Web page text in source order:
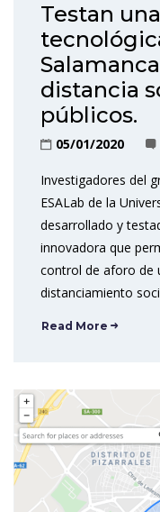
Testan
distancia
públicos.
05/01/2020
Investigadores del
ESALab de la
desarrollado y
innovadora que
control de aforo de
distanciamiento
Read More